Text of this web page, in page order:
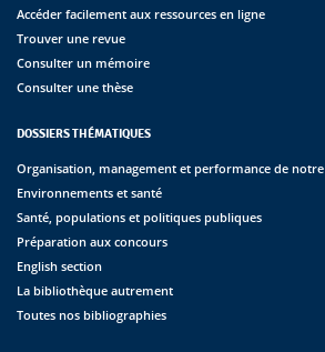
Accéder facilement aux ressources en ligne
Trouver une revue
Consulter un mémoire
Consulter une thèse
DOSSIERS THÉMATIQUES
Organisation, management et performance de
Environnements et santé
Santé, populations et politiques publiques
Préparation aux concours
English section
La bibliothèque autrement
Toutes nos bibliographies